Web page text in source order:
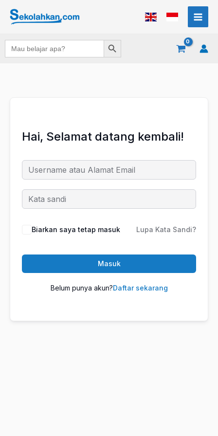
Search
for:
Search Button
Hai, Selamat datang kembali!
Biarkan saya tetap masuk Lupa Kata Sandi?
Masuk
Belum punya akun?Daftar sekarang